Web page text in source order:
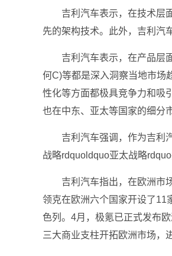
吉利汽车表示，在技术层
先的架构技术。此外，吉利汽
吉利汽车表示，在产品层
何C)等都是深入洞察当地市场
性化等方面都极具竞争力和吸
也在中东、亚太等国家的细分
吉利汽车强调，作为吉利
战略rdquoldquo亚太战略
吉利汽车指出，在欧洲市
领克在欧洲六个国家开设了11
色列。4月，极氪已正式发布
三大商业支柱开拓欧洲市场，